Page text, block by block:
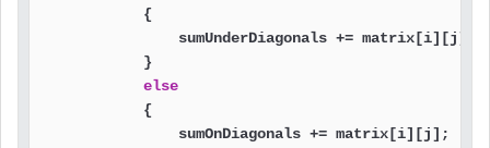
            {
                sumUnderDiagonals += matrix[i][j];
            }
else
            {
                sumOnDiagonals += matrix[i][j];